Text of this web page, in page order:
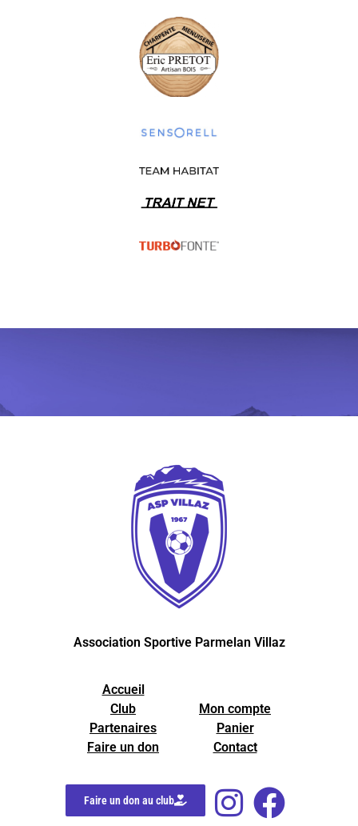
Association Sportive Parmelan Villaz
Accueil
Club
Partenaires
Faire un don
Mon compte
Panier
Contact
Faire un don au club